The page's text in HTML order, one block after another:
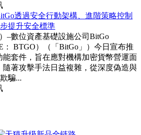
透過安全行動架構、進階策略控制
提升安全標準
–數位資產基礎設施公司BitGo
： BTGO）（「BitGo」）今日宣布推
能套件，旨在應對機構加密貨幣營運面
隨著攻擊手法日益複雜，從深度偽造與
騙...